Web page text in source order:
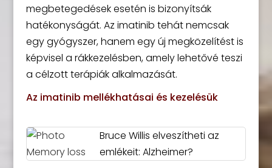
megbetegedések esetén is bizonyítsák
hatékonyságát. Az imatinib tehát nemcsak
egy gyógyszer, hanem egy új megközelítést is
képvisel a rákkezelésben, amely lehetővé teszi
a célzott terápiák alkalmazását.
Az imatinib mellékhatásai és kezelésük
Bruce Willis elveszítheti az
emlékeit: Alzheimer?